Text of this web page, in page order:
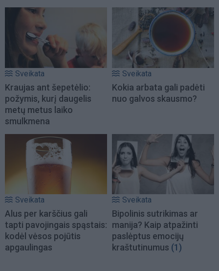
Sveikata
Kraujas ant šepetėlio:
požymis, kurį daugelis
metų metus laiko
smulkmena
Sveikata
Kokia arbata gali padėti
nuo galvos skausmo?
Sveikata
Alus per karščius gali
tapti pavojingais spąstais:
kodėl vėsos pojūtis
apgaulingas
Sveikata
Bipolinis sutrikimas ar
manija? Kaip atpažinti
paslėptus emocijų
kraštutinumus (1)